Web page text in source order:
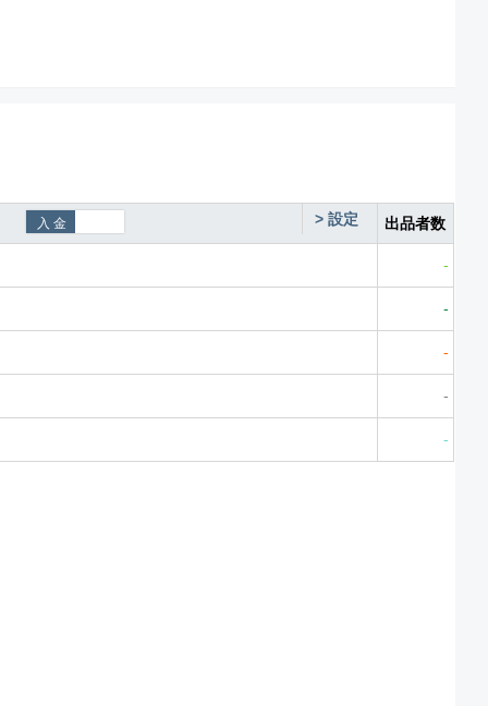
> 設定 出品者数
-
-
-
-
-